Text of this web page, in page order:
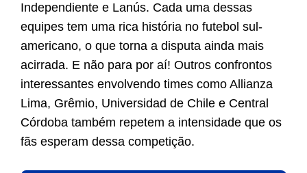
Independiente e Lanús. Cada uma dessas
equipes tem uma rica história no futebol sul-
americano, o que torna a disputa ainda mais
acirrada. E não para por aí! Outros confrontos
interessantes envolvendo times como Allianza
Lima, Grêmio, Universidad de Chile e Central
Córdoba também repetem a intensidade que os
fãs esperam dessa competição.